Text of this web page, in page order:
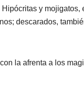
y mojigatos,
descarados,
la afrenta a los